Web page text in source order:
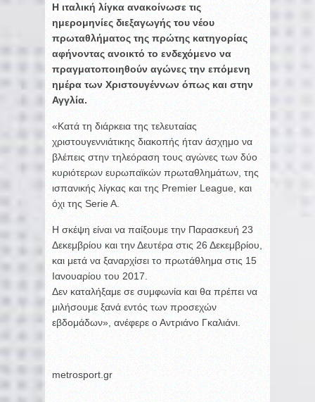
Η ιταλική λίγκα ανακοίνωσε τις
ημερομηνίες διεξαγωγής του νέου
πρωταθλήματος της πρώτης κατηγορίας
αφήνοντας ανοικτό το ενδεχόμενο να
πραγματοποιηθούν αγώνες την επόμενη
ημέρα των Χριστουγέννων όπως και στην
Αγγλία.
«Κατά τη διάρκεια της τελευταίας
χριστουγεννιάτικης διακοπής ήταν άσχημο να
βλέπεις στην τηλεόραση τους αγώνες των δύο
κυριότερων ευρωπαϊκών πρωταθλημάτων, της
ισπανικής λίγκας και της Premier League, και
όχι της Serie A.
Η σκέψη είναι να παίξουμε την Παρασκευή 23
Δεκεμβρίου και την Δευτέρα στις 26 Δεκεμβρίου,
και μετά να ξαναρχίσει το πρωτάθλημα στις 15
Ιανουαρίου του 2017.
Δεν καταλήξαμε σε συμφωνία και θα πρέπει να
μιλήσουμε ξανά εντός των προσεχών
εβδομάδων», ανέφερε ο Αντριάνο Γκαλιάνι.
metrosport.gr